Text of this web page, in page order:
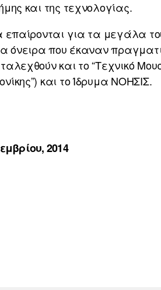
και της τεχνολογίας.
επαίρονται για τα μεγάλα
όνειρα που έκαναν
και το “Τεχνικό
και το Ίδρυμα ΝΟΗΣΙΣ.
2014